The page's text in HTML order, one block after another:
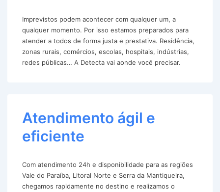
Imprevistos podem acontecer com qualquer um, a
qualquer momento. Por isso estamos preparados para
atender a todos de forma justa e prestativa. Residência,
zonas rurais, comércios, escolas, hospitais, indústrias,
redes públicas… A Detecta vai aonde você precisar.
Atendimento ágil e
eficiente
Com atendimento 24h e disponibilidade para as regiões
Vale do Paraíba, Litoral Norte e Serra da Mantiqueira,
chegamos rapidamente no destino e realizamos o